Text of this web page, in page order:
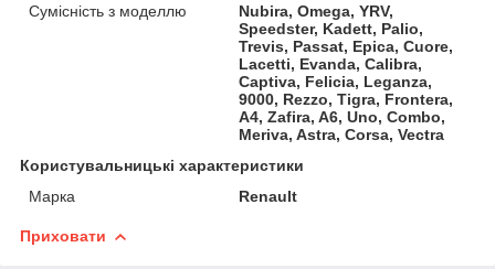
Сумісність з моделлю
Nubira, Omega, YRV,
Speedster, Kadett, Palio,
Trevis, Passat, Epica, Cuore,
Lacetti, Evanda, Calibra,
Captiva, Felicia, Leganza,
9000, Rezzo, Tigra, Frontera,
A4, Zafira, A6, Uno, Combo,
Meriva, Astra, Corsa, Vectra
Користувальницькі характеристики
Марка
Renault
Приховати